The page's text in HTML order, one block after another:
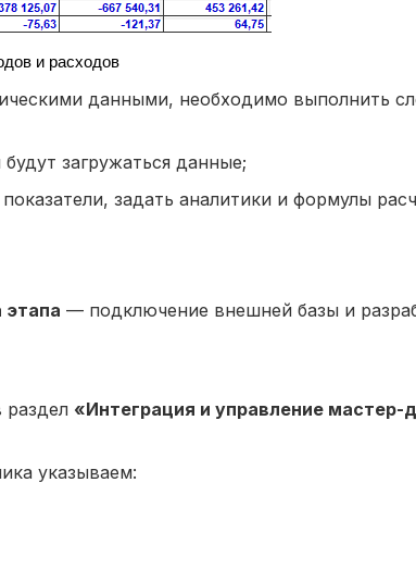
и расходов
данными, необходимо выполнить
загружаться данные;
задать аналитики и формулы
этапа — подключение внешней базы и
«Интеграция и управление мастер-
указываем: